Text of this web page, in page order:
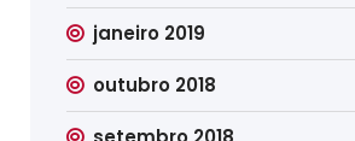
janeiro 2019
outubro 2018